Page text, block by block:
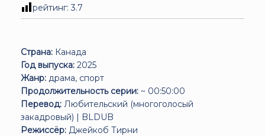
рейтинг:3.7
Страна: Канада
Год выпуска: 2025
Жанр: драма, спорт
Продолжительность серии: ~ 00:50:00
Перевод: Любительский (многоголосый
закадровый) | BLDUB
Режиссёр: Джейкоб Тирни